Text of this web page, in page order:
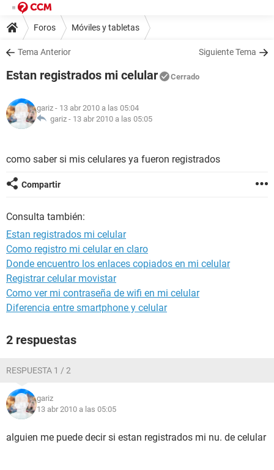
Foros Móviles y tabletas
Tema Anterior Siguiente Tema
Estan registrados mi celular Cerrado
gariz - 13 abr 2010 a las 05:04
gariz - 13 abr 2010 a las 05:05
como saber si mis celulares ya fueron registrados
Compartir
Consulta también:
Estan registrados mi celular
Como registro mi celular en claro
Donde encuentro los enlaces copiados en mi celular
Registrar celular movistar
Como ver mi contraseña de wifi en mi celular
Diferencia entre smartphone y celular
2 respuestas
RESPUESTA 1 / 2
gariz
13 abr 2010 a las 05:05
alguien me puede decir si estan registrados mi nu. de celular